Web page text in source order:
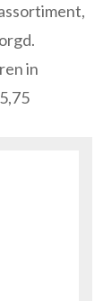
in